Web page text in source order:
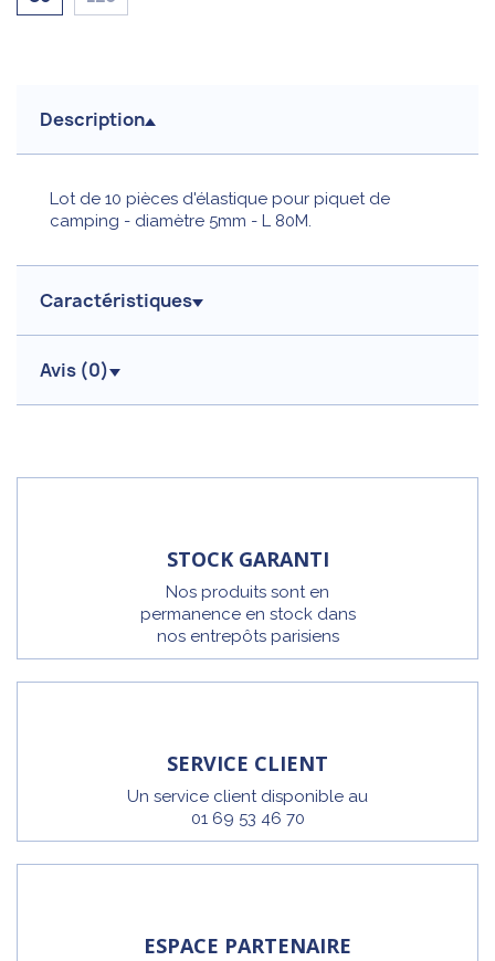
Description
Lot de 10 pièces d'élastique pour piquet de
camping - diamètre 5mm - L 80M.
Caractéristiques
Avis (0)
STOCK GARANTI
Nos produits sont en
permanence en stock dans
nos entrepôts parisiens
SERVICE CLIENT
Un service client disponible au
01 69 53 46 70
ESPACE PARTENAIRE